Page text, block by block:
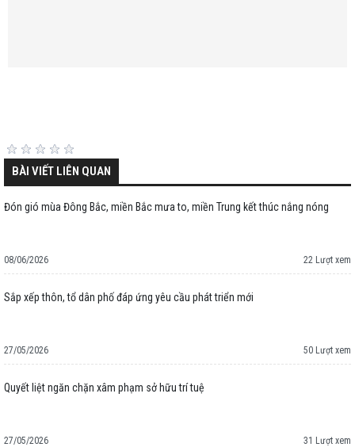
BÀI VIẾT LIÊN QUAN
Đón gió mùa Đông Bắc, miền Bắc mưa to, miền Trung kết thúc nắng nóng
08/06/2026 22 Lượt xem
Sắp xếp thôn, tổ dân phố đáp ứng yêu cầu phát triển mới
27/05/2026 50 Lượt xem
Quyết liệt ngăn chặn xâm phạm sở hữu trí tuệ
27/05/2026 31 Lượt xem